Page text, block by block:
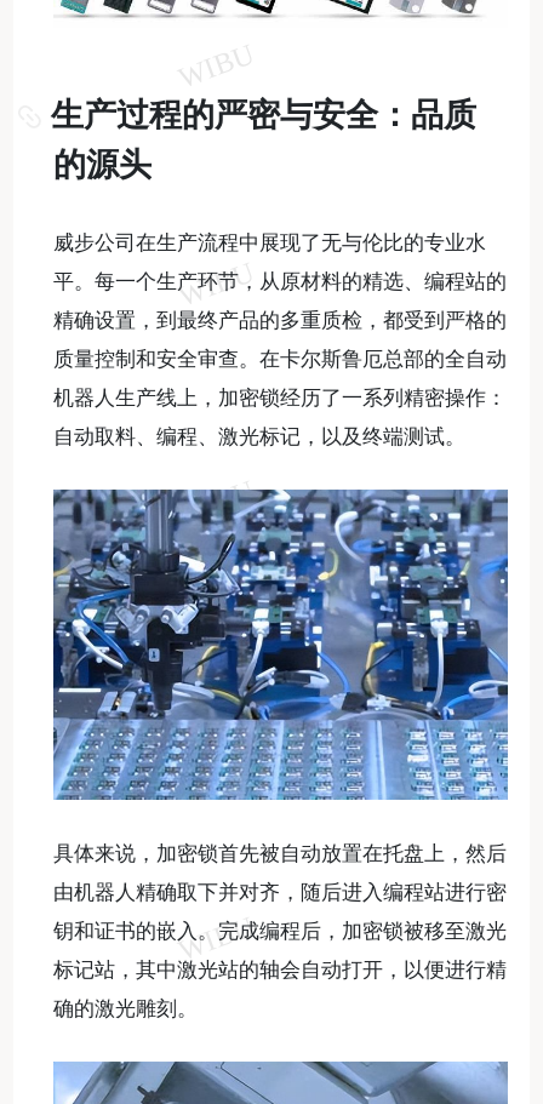
生产过程的严密与安全：品质
的源头
威步公司在生产流程中展现了无与伦比的专业水
平。每一个生产环节，从原材料的精选、编程站的
精确设置，到最终产品的多重质检，都受到严格的
质量控制和安全审查。在卡尔斯鲁厄总部的全自动
机器人生产线上，加密锁经历了一系列精密操作：
自动取料、编程、激光标记，以及终端测试。
具体来说，加密锁首先被自动放置在托盘上，然后
由机器人精确取下并对齐，随后进入编程站进行密
钥和证书的嵌入。完成编程后，加密锁被移至激光
标记站，其中激光站的轴会自动打开，以便进行精
确的激光雕刻。